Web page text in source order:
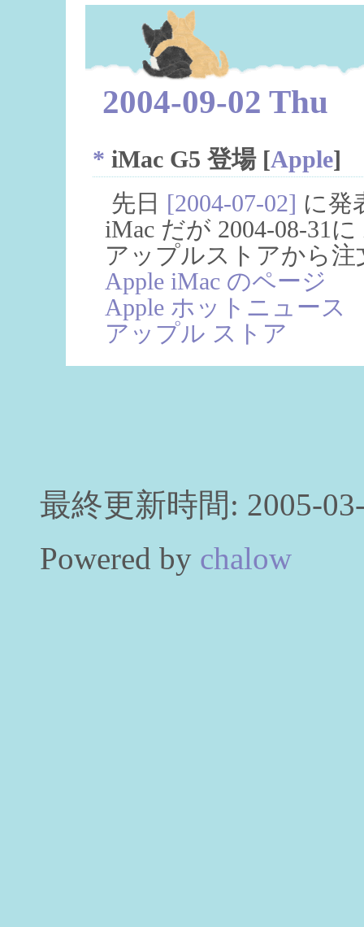
2004-09-02 Thu
* iMac G5 登場[Apple]
先日 [2004-07-02] に発
iMac だが 2004-08-31
アップルストアから
Apple iMac のページ
Apple ホットニュース
アップル ストア
最終更新時間: 2005-
Powered by chalow